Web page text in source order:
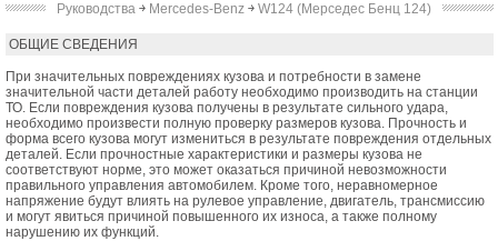
Руководства ￫ Mercedes-Benz ￫ W124 (Мерседес Бенц 124)
ОБЩИЕ СВЕДЕНИЯ
При значительных повреждениях кузова и потребности в замене
значительной части деталей работу необходимо производить на станции
ТО. Если повреждения кузова получены в результате сильного удара,
необходимо произвести полную проверку размеров кузова. Прочность и
форма всего кузова могут измениться в результате повреждения отдельных
деталей. Если прочностные характеристики и размеры кузова не
соответствуют норме, это может оказаться причиной невозможности
правильного управления автомобилем. Кроме того, неравномерное
напряжение будут влиять на рулевое управление, двигатель, трансмиссию
и могут явиться причиной повышенного их износа, а также полному
нарушению их функций.